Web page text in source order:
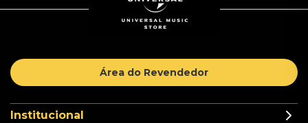
Área do Revendedor
Institucional